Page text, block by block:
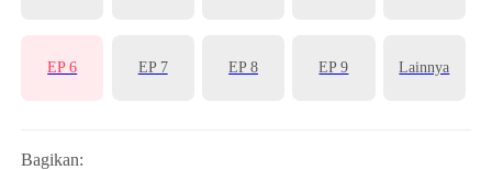
EP 6 EP 7 EP 8 EP 9 Lainnya
Bagikan: